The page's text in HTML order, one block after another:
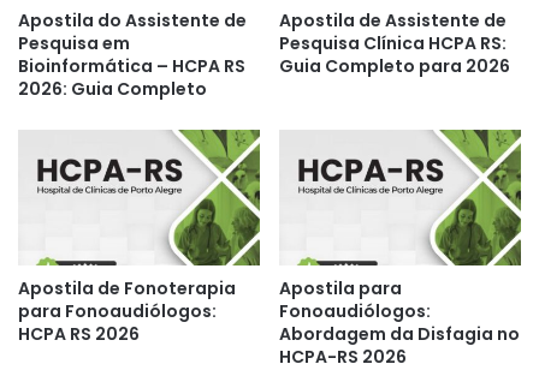
Apostila do Assistente de
Pesquisa em
Bioinformática – HCPA RS
2026: Guia Completo
Apostila de Assistente de
Pesquisa Clínica HCPA RS:
Guia Completo para 2026
Apostila de Fonoterapia
para Fonoaudiólogos:
HCPA RS 2026
Apostila para
Fonoaudiólogos:
Abordagem da Disfagia no
HCPA-RS 2026